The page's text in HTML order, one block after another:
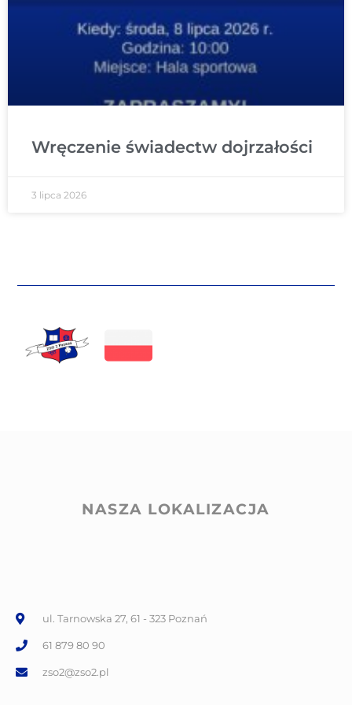
Wręczenie świadectw dojrzałości
3 lipca 2026
NASZA LOKALIZACJA
ul. Tarnowska 27, 61 - 323 Poznań
61 879 80 90
zso2@zso2.pl